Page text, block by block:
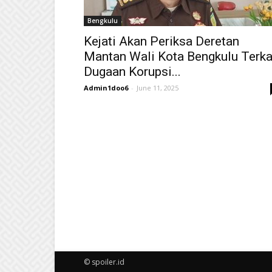
Bengkulu
Kejati Akan Periksa Deretan
Mantan Wali Kota Bengkulu
Dugaan Korupsi...
Admin1doo6 - June 11, 2025
© spoiler.id